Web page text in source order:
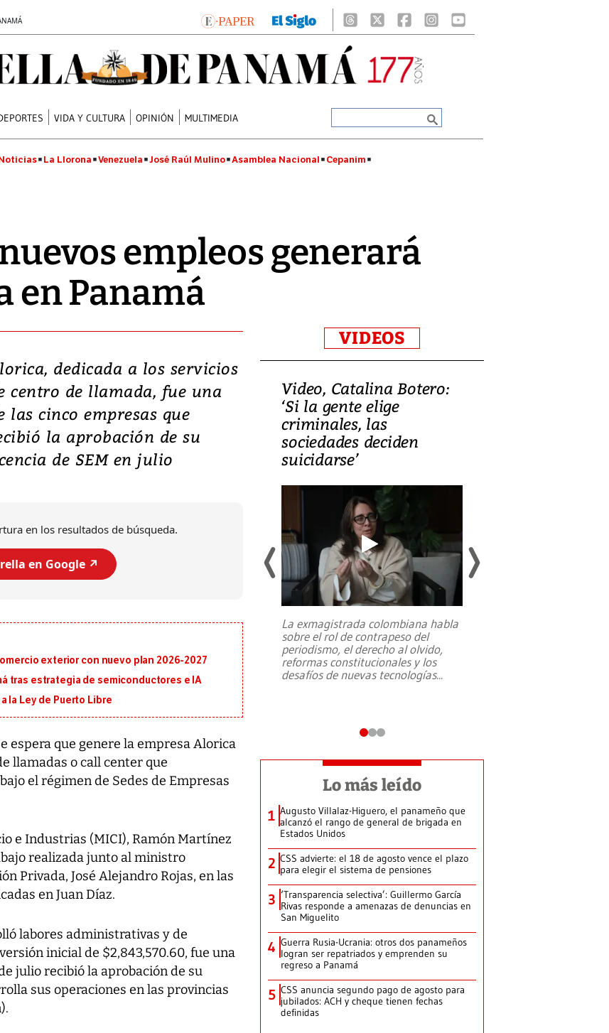
VIDA Y CULTURA OPINIÓN MULTIMEDIA
La Llorona Venezuela José Raúl Mulino Asamblea Nacional Cepanim
empleos generará
en Panamá
dedicada a los servicios
centro de llamada, fue una
las cinco empresas que
la aprobación de su
de SEM en julio
en los resultados de búsqueda.
en Google ↗️
exterior con nuevo plan 2026-2027
tras estrategia de semiconductores e IA
la Ley de Puerto Libre
espera que genere la empresa Alorica
llamadas o call center que
el régimen de Sedes de Empresas
e Industrias (MICI), Ramón Martínez
realizada junto al ministro
Privada, José Alejandro Rojas, en las
en Juan Díaz.
labores administrativas y de
inicial de $2,843,570.60, fue una
julio recibió la aprobación de su
sus operaciones en las provincias
VIDEOS
Video, Japón: Terremoto
deja heridos y graves
daños en Kumamoto
al sur de Japón, provocando una
Video, Catalina Botero:
‘Si la gente elige
criminales, las
sociedades deciden
suicidarse’
La exmagistrada colombiana habla
sobre el rol de contrapeso del
periodismo, el derecho al olvido,
reformas constitucionales y los
desafíos de nuevas tecnologías...
Lo más leído
1 Augusto Villalaz-Higuero, el panameño que
alcanzó el rango de general de brigada en
Estados Unidos
2 CSS advierte: el 18 de agosto vence el plazo
para elegir el sistema de pensiones
3 ‘Transparencia selectiva’: Guillermo García
Rivas responde a amenazas de denuncias en
San Miguelito
4 Guerra Rusia-Ucrania: otros dos panameños
logran ser repatriados y emprenden su
regreso a Panamá
5 CSS anuncia segundo pago de agosto para
jubilados: ACH y cheque tienen fechas
definidas